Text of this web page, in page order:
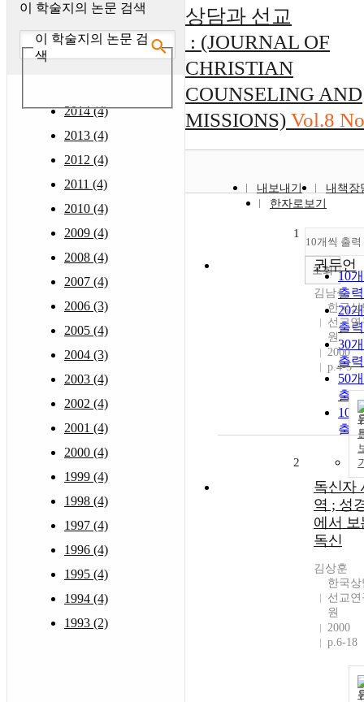
이 학술지의 논문 검색
이 학술지의 논문 검
색
2014 (4)
2013 (4)
2012 (4)
2011 (4)
2010 (4)
2009 (4)
2008 (4)
2007 (4)
2006 (3)
2005 (4)
2004 (3)
2003 (4)
2002 (4)
2001 (4)
2000 (4)
1999 (4)
1998 (4)
1997 (4)
1996 (4)
1995 (4)
1994 (4)
1993 (2)
상담과 선교
: (JOURNAL OF
CHRISTIAN
COUNSELING AND
MISSIONS) Vol.8
내보내기
내책장
한자로보기
10개씩 출력
10
출력
20
출력
30
출력
50
출력
100
출력
조회
1
권두언
김남식
한국상
선교연
원
2000
p.4-5
2
독신자
역 ; 성
에서 보
독신
김상훈
한국상
선교연
원
2000
p.6-18